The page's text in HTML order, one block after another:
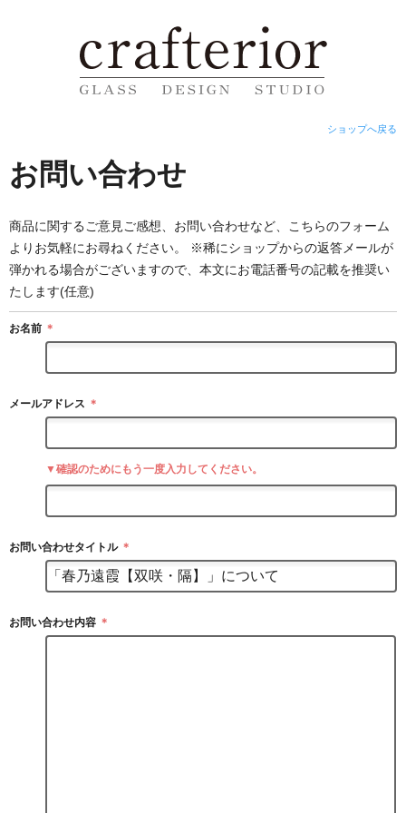
ショップへ戻る
お問い合わせ
商品に関するご意見ご感想、お問い合わせなど、こちらのフォーム
よりお気軽にお尋ねください。 ※稀にショップからの返答メールが
弾かれる場合がございますので、本文にお電話番号の記載を推奨い
たします(任意)
お名前 ＊
メールアドレス ＊
▼確認のためにもう一度入力してください。
お問い合わせタイトル ＊
お問い合わせ内容 ＊